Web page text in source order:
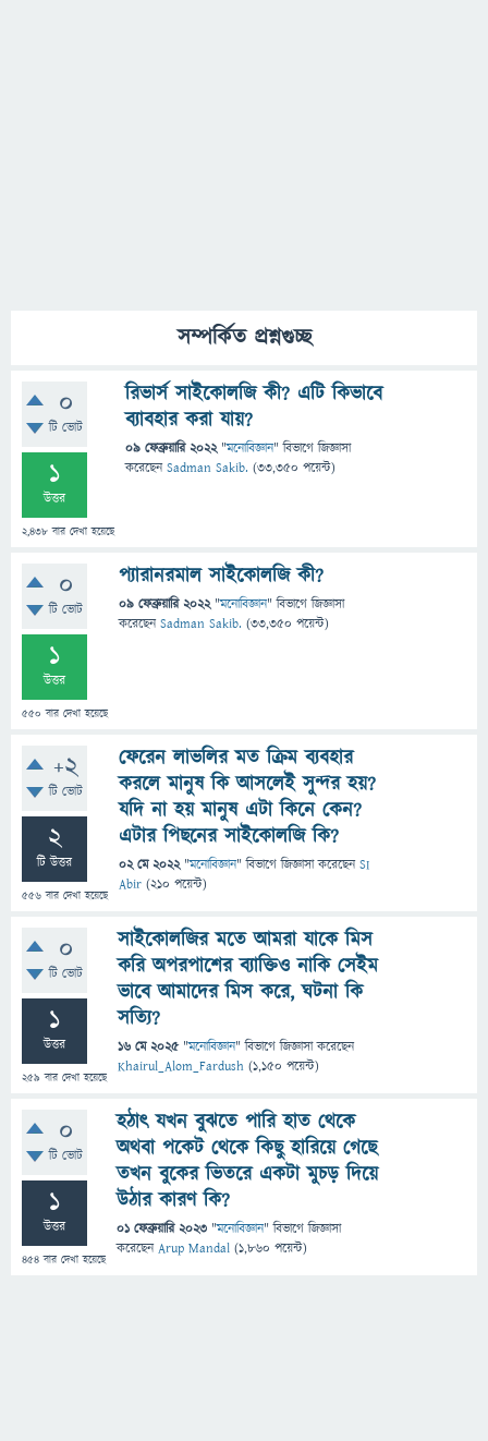
সম্পর্কিত প্রশ্নগুচ্ছ
0
টি ভোট
1
উত্তর
2,438 বার দেখা হয়েছে
রিভার্স সাইকোলজি কী? এটি কিভাবে
ব্যাবহার করা যায়?
09 ফেব্রুয়ারি 2022 "মনোবিজ্ঞান" বিভাগে জিজ্ঞাসা
করেছেনSadman Sakib. (33,350 পয়েন্ট)
0
টি ভোট
1
উত্তর
550 বার দেখা হয়েছে
প্যারানরমাল সাইকোলজি কী?
09 ফেব্রুয়ারি 2022 "মনোবিজ্ঞান" বিভাগে জিজ্ঞাসা
করেছেনSadman Sakib. (33,350 পয়েন্ট)
+2
টি ভোট
2
টি উত্তর
556 বার দেখা হয়েছে
ফেরেন লাভলির মত ক্রিম ব্যবহার
করলে মানুষ কি আসলেই সুন্দর হয়?
যদি না হয় মানুষ এটা কিনে কেন?
এটার পিছনের সাইকোলজি কি?
02 মে 2022 "মনোবিজ্ঞান" বিভাগে জিজ্ঞাসাকরেছেনSI
Abir (210 পয়েন্ট)
0
টি ভোট
1
উত্তর
259 বার দেখা হয়েছে
সাইকোলজির মতে আমরা যাকে মিস
করি অপরপাশের ব্যাক্তিও নাকি সেইম
ভাবে আমাদের মিস করে, ঘটনা কি
সত্যি?
16 মে 2025 "মনোবিজ্ঞান" বিভাগে জিজ্ঞাসাকরেছেন
Khairul_Alom_Fardush (1,150 পয়েন্ট)
0
টি ভোট
1
উত্তর
454 বার দেখা হয়েছে
হঠাৎ যখন বুঝতে পারি হাত থেকে
অথবা পকেট থেকে কিছু হারিয়ে গেছে
তখন বুকের ভিতরে একটা মুচড় দিয়ে
উঠার কারণ কি?
01 ফেব্রুয়ারি 2023 "মনোবিজ্ঞান" বিভাগে জিজ্ঞাসা
করেছেনArup Mandal (1,860 পয়েন্ট)